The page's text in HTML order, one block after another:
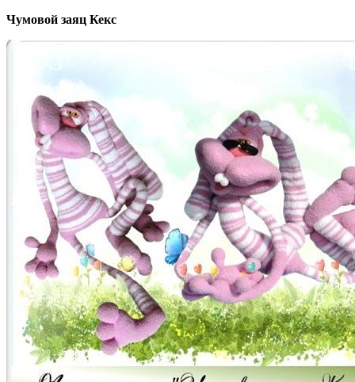
Чумовой заяц Кекс